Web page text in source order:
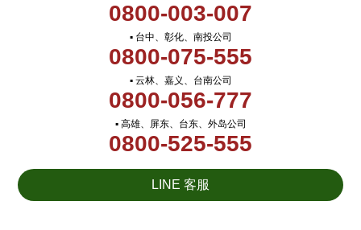
0800-003-007
▪ 台中、彰化、南投公司
0800-075-555
▪ 云林、嘉义、台南公司
0800-056-777
▪ 高雄、屏东、台东、外岛公司
0800-525-555
LINE 客服